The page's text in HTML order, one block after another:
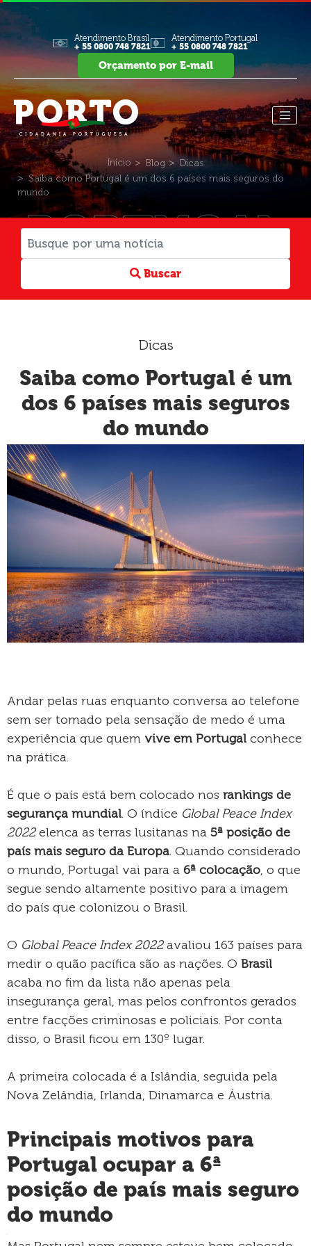
Atendimento Brasil
+ 55 0800 748 7821
Atendimento Portugal
+ 55 0800 748 7821
Orçamento por E-mail
Início Blog
Dicas
Saiba como Portugal é um dos 6 países mais seguros do
mundo
PORTUGAL
Buscar
Dicas
Saiba como Portugal é um
dos 6 países mais seguros
do mundo
Andar pelas ruas enquanto conversa ao telefone
sem ser tomado pela sensação de medo é uma
experiência que quem vive em Portugal conhece
na prática.
É que o país está bem colocado nos rankings de
segurança mundial. O índice Global Peace Index
2022elenca as terras lusitanas na 5ª posição de
país mais seguro da Europa. Quando considerado
o mundo, Portugal vai para a 6ª colocação, o que
segue sendo altamente positivo para a imagem
do país que colonizou o Brasil.
O Global Peace Index 2022avaliou 163 países para
medir o quão pacífica são as nações. O Brasil
acaba no fim da lista não apenas pela
insegurança geral, mas pelos confrontos gerados
entre facções criminosas e policiais. Por conta
disso, o Brasil ficou em 130º lugar.
A primeira colocada é a Islândia, seguida pela
Nova Zelândia, Irlanda, Dinamarca e Áustria.
Principais motivos para
Portugal ocupar a 6ª
posição de país mais seguro
do mundo